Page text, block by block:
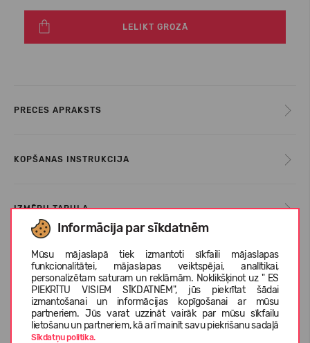
Informācija par sīkdatnēm
Mūsu mājaslapā tiek izmantoti sīkfaili mājaslapas
funkcionalitātei, mājaslapas veiktspējai, analītikai,
personalizētam saturam un reklāmām. Noklikšķinot uz " ES
PIEKRĪTU VISIEM SĪKDATNĒM", jūs piekrītat šādai
izmantošanai un informācijas kopīgošanai ar mūsu
partneriem. Jūs varat uzzināt vairāk par mūsu sīkfailu
lietošanu un partneriem, kā arī mainīt savu piekrišanu sadaļā
Sīkdatņu politika.
LELIKT GROZĀ
PRECES APRAKSTS
KOPŠANAS INSTRUKCIJA
IZMĒRU TABULA
PAR COLUMBIA
KLIENTU ATSAUKSMES (0)